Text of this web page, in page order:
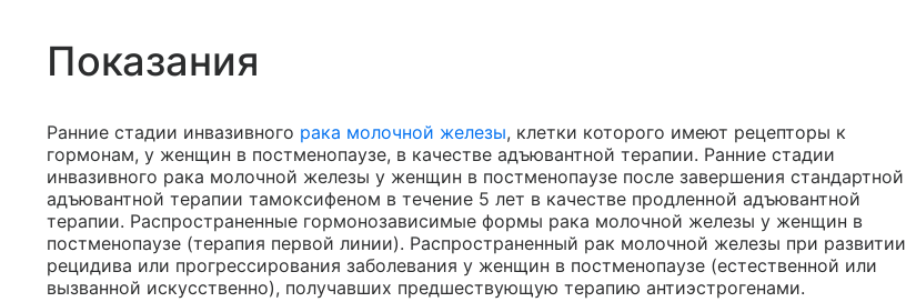
Показания
Ранние стадии инвазивного рака молочной железы, клетки которого имеют рецепторы к
гормонам, у женщин в постменопаузе, в качестве адъювантной терапии. Ранние стадии
инвазивного рака молочной железы у женщин в постменопаузе после завершения стандартной
адъювантной терапии тамоксифеном в течение 5 лет в качестве продленной адъювантной
терапии. Распространенные гормонозависимые формы рака молочной железы у женщин в
постменопаузе (терапия первой линии). Распространенный рак молочной железы при развитии
рецидива или прогрессирования заболевания у женщин в постменопаузе (естественной или
вызванной искусственно), получавших предшествующую терапию антиэстрогенами.